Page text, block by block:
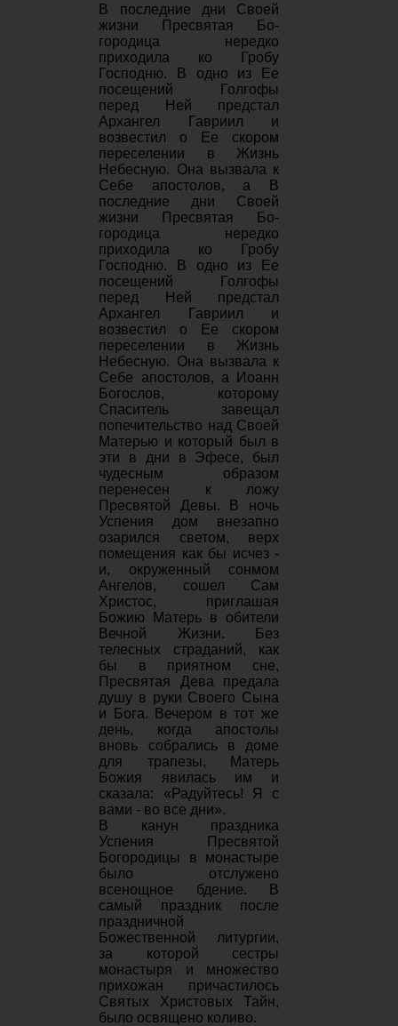
В последние дни Своей
жизни Пресвятая Бо­
городица нередко
приходила ко Гробу
Господ­ню. В одно из Ее
посещений Голгофы
перед Ней предстал
Архангел Гавриил и
возвестил о Ее скором
переселении в Жизнь
Небесную. Она вызвала к
Себе апостолов, а В
последние дни Своей
жизни Пресвятая Бо­
городица нередко
приходила ко Гробу
Господ­ню. В одно из Ее
посещений Голгофы
перед Ней предстал
Архангел Гавриил и
возвестил о Ее скором
переселении в Жизнь
Небесную. Она вызвала к
Себе апостолов, а Иоанн
Бого­слов, которому
Спаситель завещал
попечи­тельство над Своей
Матерью и который был в
эти в дни в Эфесе, был
чудесным образом
перенесен к ложу
Пресвятой Девы. В ночь
Успения дом внезапно
озарился светом, верх
помещения как бы исчез -
и, окруженный сонмом
Ангелов, сошел Сам
Христос, пригла­шая
Божию Матерь в обители
Вечной Жизни. Без
телесных страданий, как
бы в приятном сне,
Пресвятая Дева предала
душу в руки Сво­его Сына
и Бога. Вечером в тот же
день, когда апостолы
вновь собрались в доме
для трапезы, Матерь
Божия явилась им и
сказала: «Радуй­тесь! Я с
вами - во все дни».
В канун праздника
Успения Пресвятой
Богородицы в монастыре
было отслужено
всенощное бдение. В
самый праздник после
праздничной
Божественной литургии,
за которой сестры
монастыря и множество
прихожан причастилось
Святых Христовых Тайн,
было освящено коливо.